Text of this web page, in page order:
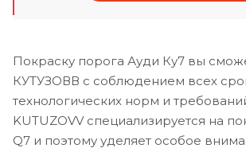
Покраску порога Ауди Ку7 вы
КУТУЗОВВ с соблюдением всех
технологических норм и
KUTUZOVV специализируется на
Q7 и поэтому уделяет особое